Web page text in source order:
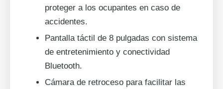
proteger a los ocupantes en caso de
accidentes.
Pantalla táctil de 8 pulgadas con sistema
de entretenimiento y conectividad
Bluetooth.
Cámara de retroceso para facilitar las